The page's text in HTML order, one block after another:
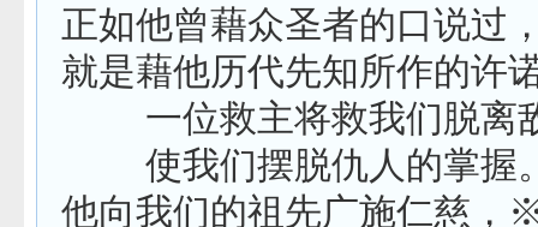
正如他曾藉众圣者的口说过
就是藉他历代先知所作的许
一位救主将救我们脱离
使我们摆脱仇人的掌握
他向我们的祖先广施仁慈，